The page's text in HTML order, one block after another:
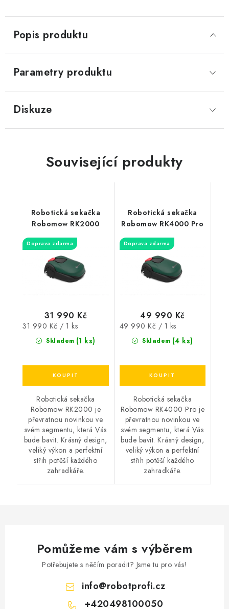
Popis produktu
Parametry produktu
Diskuze
Související produkty
Robotická sekačka
Robomow RK2000
Doprava zdarma
Skladem (1 ks)
31 990 Kč
Měrná
cena:
31 990 Kč / 1 ks
Robotická sekačka
Robomow RK2000 je
převratnou novinkou ve
svém segmentu, která Vás
bude bavit. Krásný design,
veliký výkon a perfektní
střih potěší každého
zahradkáře.
Robotická sekačka
Robomow RK4000 Pro
Doprava zdarma
Skladem (4 ks)
49 990 Kč
Měrná
cena:
49 990 Kč / 1 ks
Robotická sekačka
Robomow RK4000 Pro je
převratnou novinkou ve
svém segmentu, která Vás
bude bavit. Krásný design,
veliký výkon a perfektní
střih potěší každého
zahradkáře.
Pomůžeme vám s výběrem
Potřebujete s něčím poradit? Jsme tu pro vás!
info@robotprofi.cz
+420498100050